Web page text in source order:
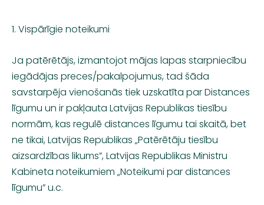
1. Vispārīgie noteikumi
Ja patērētājs, izmantojot mājas lapas starpniecību
iegādājas preces/pakalpojumus, tad šāda
savstarpēja vienošanās tiek uzskatīta par Distances
līgumu un ir pakļauta Latvijas Republikas tiesību
normām, kas regulē distances līgumu tai skaitā, bet
ne tikai, Latvijas Republikas „Patērētāju tiesību
aizsardzības likums”, Latvijas Republikas Ministru
Kabineta noteikumiem „Noteikumi par distances
līgumu” u.c.